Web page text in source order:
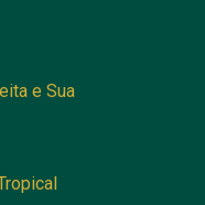
e Sua